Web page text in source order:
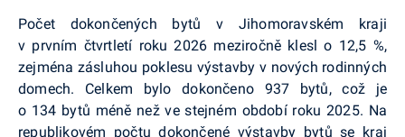
Počet dokončených bytů v Jihomoravském kraji
v prvním čtvrtletí roku 2026 meziročně klesl o 12,5 %,
zejména zásluhou poklesu výstavby v nových rodinných
domech. Celkem bylo dokončeno 937 bytů, což je
o 134 bytů méně než ve stejném období roku 2025. Na
republikovém počtu dokončené výstavby bytů se kraj